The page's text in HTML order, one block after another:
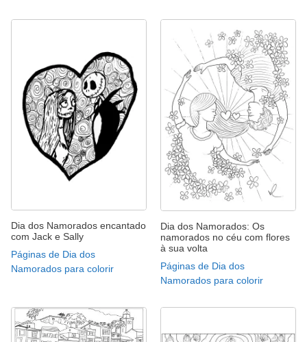
Dia dos Namorados encantado
com Jack e Sally
Páginas de Dia dos
Namorados para colorir
Dia dos Namorados: Os
namorados no céu com flores
à sua volta
Páginas de Dia dos
Namorados para colorir